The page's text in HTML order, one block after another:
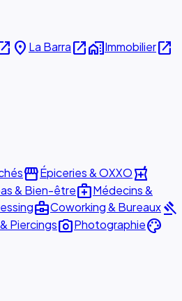
place La Barraopen_in_newhome_workImmobilieropen_in_new
storefrontÉpiceries & OXXOlocal_pharmacy
& Bien-êtremedical_servicesMédecins &
business_centerCoworking & Bureauxgavel
Piercingsphoto_cameraPhotographiepalette